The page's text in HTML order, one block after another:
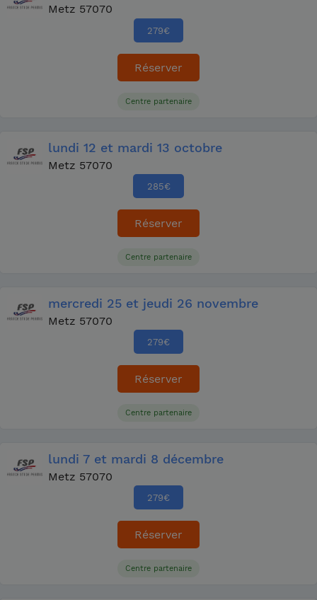
Metz 57070
279€
Réserver
Centre partenaire
lundi 12 et mardi 13 octobre
Metz 57070
285€
Réserver
Centre partenaire
mercredi 25 et jeudi 26 novembre
Metz 57070
279€
Réserver
Centre partenaire
lundi 7 et mardi 8 décembre
Metz 57070
279€
Réserver
Centre partenaire